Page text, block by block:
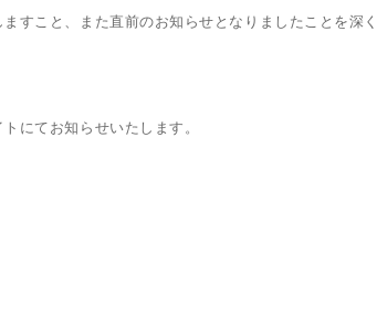
すこと、また直前のお知らせとなりましたことを深
にてお知らせいたします。